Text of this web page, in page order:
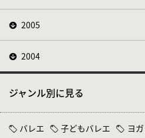
2005
2004
ジャンル別に見る
バレエ 子どもバレエ
ヨガ